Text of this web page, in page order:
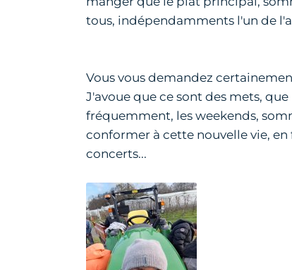
tous, indépendamments l'un de
Vous vous demandez
J'avoue que ce sont des mets,
fréquemment, les weekends,
conformer à cette nouvelle vie, en
concerts...